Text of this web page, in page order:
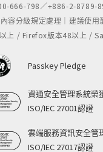
666-798／+886-2-8789-
容分級規定處理｜建議使
上 / Firefox版本48以上 /
Passkey Pledge
資通安全管理系統榮
ISO/IEC 27001認證
雲端服務資訊安全管
ISO/IEC 27017認證